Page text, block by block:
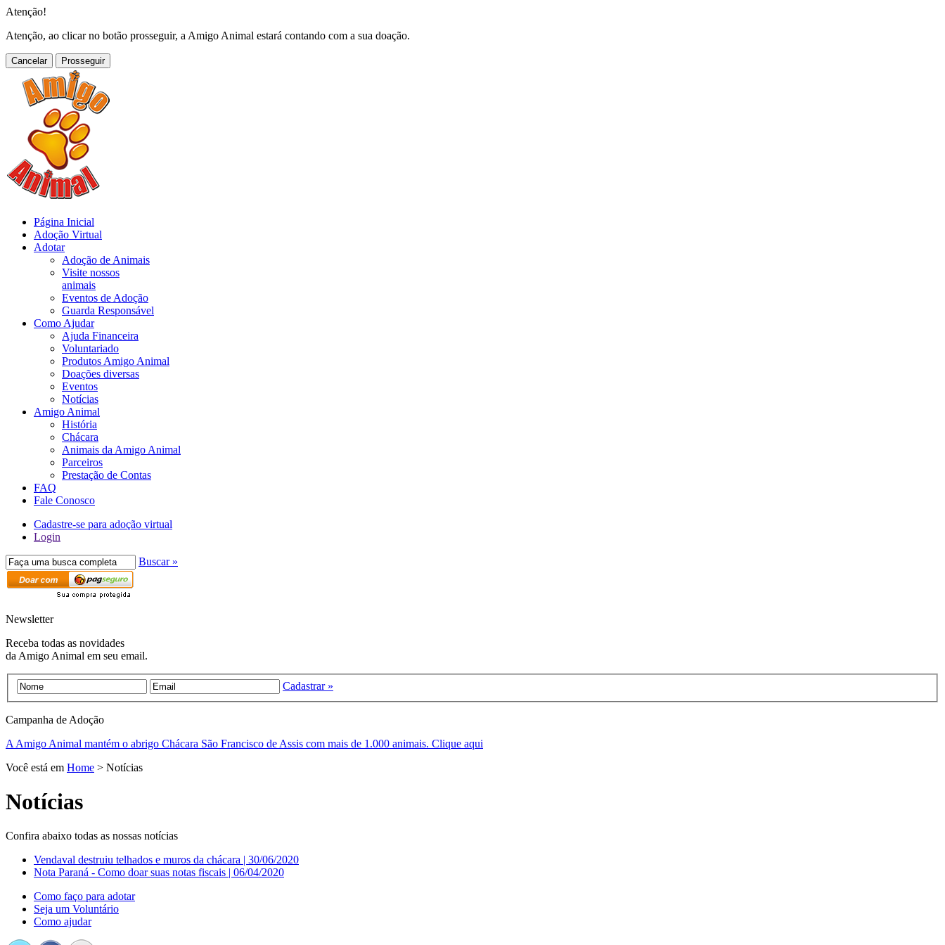
Atenção!
Atenção, ao clicar no botão prosseguir, a Amigo Animal estará contando com a sua doação.
Cancelar
Página Inicial
Adoção Virtual
Adotar
Adoção de Animais
Visite nossos
animais
Eventos de Adoção
Guarda Responsável
Como Ajudar
Ajuda Financeira
Voluntariado
Produtos Amigo Animal
Doações diversas
Eventos
Notícias
Amigo Animal
História
Chácara
Animais da Amigo Animal
Parceiros
Prestação de Contas
FAQ
Fale Conosco
Cadastre-se para adoção virtual
Login
Buscar »
Newsletter
Receba todas as novidades
da Amigo Animal em seu email.
Cadastrar »
Campanha de Adoção
A Amigo Animal mantém o abrigo Chácara São Francisco de Assis com mais de 1.000 animais. Clique aqui
Você está em Home > Notícias
Notícias
Confira abaixo todas as nossas notícias
Vendaval destruiu telhados e muros da chácara | 30/06/2020
Nota Paraná - Como doar suas notas fiscais | 06/04/2020
Como faço para adotar
Seja um Voluntário
Como ajudar